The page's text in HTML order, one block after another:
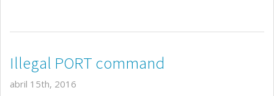
Illegal PORT command
abril 15th, 2016